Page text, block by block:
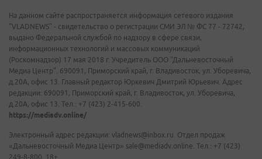
На данном сайте распространяется информация сетевого издания
"VLADNEWS" - свидетельство о регистрации СМИ ЭЛ № ФС 77 - 72742,
выдано Федеральной службой по надзору в сфере связи,
информационных технологий и массовых коммуникаций
(Роскомнадзор) 17 мая 2018 г. Учредитель ООО "Дальневосточный
Медиа Центр". 690091, Приморский край, г. Владивосток, ул. Уборевича,
д.20А, офис 13. Главный редактор Юркевич Дмитрий Юрьевич. Адрес
редакции: 690091, Приморский край, г. Владивосток, ул. Уборевича,
д.20А, офис 13. Тел.: +7 (423) 2-415-600.
https://mediadv.online/
Электронный адрес редакции: vladnews@inbox.ru. Отдел продаж
«Дальневосточный Медиа Центр» sale@mediadv.online. Тел.: +7 (423)
249-8-800. 18+